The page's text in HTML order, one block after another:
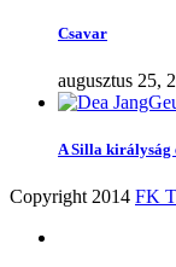
Csavar
augusztus 25,
A Silla királyság
Copyright 2014 FK